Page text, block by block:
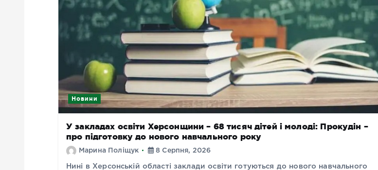
Новини
У закладах освіти Херсонщини – 68 тисяч дітей і молоді: Прокудін –
про підготовку до нового навчального року
Марина Поліщук 8 Серпня, 2026
Нині в Херсонській області заклади освіти готуються до нового навчального